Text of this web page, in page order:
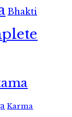
Bhakti
Karma